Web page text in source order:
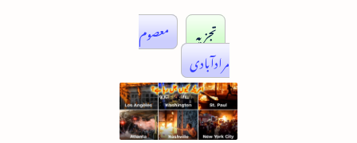
تجزیہ
معصوم
مرادآبادی